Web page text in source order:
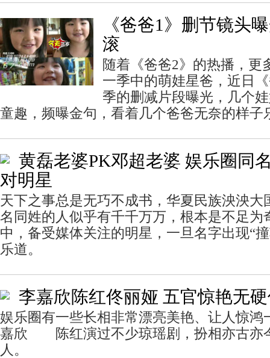
《爸爸1》删节镜头
滚
随着《爸爸2》的热播，更
一季中的萌娃星爸，近日
季的删减片段曝光，几个
童趣，频曝金句，看着几个爸爸无奈的样子
黄磊老婆PK邓超老婆 娱乐圈同
对明星
天下之事总是无巧不成书，华夏民族泱泱大
名同姓的人似乎有千千万万，根本是不足为
中，备受媒体关注的明星，一旦名字出现“
乐道。
李嘉欣陈红佟丽娅 五官惊艳无
娱乐圈有一些长相非常漂亮美艳、让人惊鸿
嘉欣 陈红演过不少琼瑶剧，扮相亦古亦
人。